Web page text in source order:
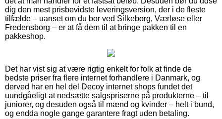
dig den mest prisbevidste leveringsversion, der i de fleste
tilfælde – uanset om du bor ved Silkeborg, Værløse eller
Fredensborg – er at få dem til at bringe pakken til en
pakkeshop.
Det har vist sig at være rigtig enkelt for folk at finde de
bedste priser fra flere internet forhandlere i Danmark, og
derved har en hel del Decoy internet shops fundet det
uundgåeligt at nedsætte salgspriserne på produkterne – til
juniorer, og desuden også til mænd og kvinder – helt i bund,
og endda nogle gange garantere fragt uden betaling.